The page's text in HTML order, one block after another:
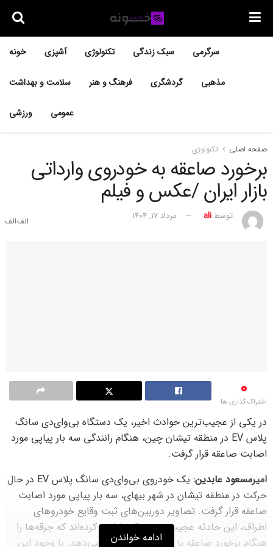
خونه آشپزی تکنولوژی سبک زندگی سرگرمی
سلامت و بهداشت فرهنگ و هنر گردشگری مذهبی
ورزشی عمومی
صفحه اصلی تکنولوژی
برخورد صاعقه به خودروی وارداتی
بازار ایران /عکس و فیلم
توسطali مرداد ۱۷, ۱۴۰۴
0
اشتراک گذاری ها
در یکی از عجیب‌ترین حوادث اخیر، یک دستگاه بی‌وای‌دی سانگ
پلاس EV در منطقه تیشان چین، هنگام رانندگی سه بار پیاپی مورد
اصابت صاعقه قرار گرفت.
امیرمسعود عابدین:
یک خودروی بی‌وای‌دی سانگ پلاس EV در حال
حرکت در منطقه تیشان در شهر بیهای، سه بار پیاپی مورد اصابت
صاعقه قرار گرفت. تصاویر دوربین‌های ثبت وقایع خودروهای
اطراف، این حادثه عجیب و ترسناک را ثبت کرده‌اند که جرقه‌ها را
هنگام برخورد صاعقه با سقف خودرو نشان می‌دهد. با وجود این
ادامه خواندن